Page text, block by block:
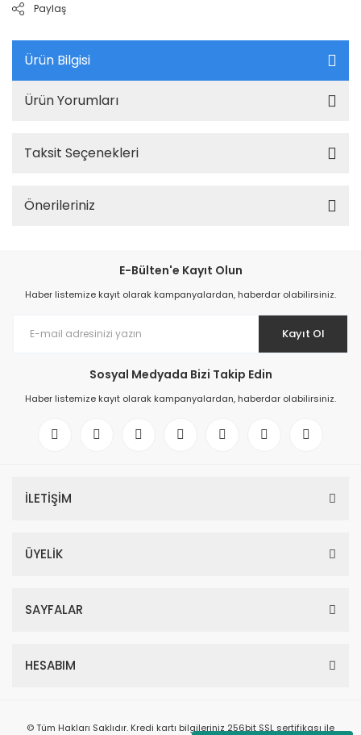
Paylaş
Ürün Bilgisi
Ürün Yorumları
Taksit Seçenekleri
Önerileriniz
E-Bülten'e Kayıt Olun
Haber listemize kayıt olarak kampanyalardan, haberdar olabilirsiniz.
Kayıt Ol
Sosyal Medyada Bizi Takip Edin
Haber listemize kayıt olarak kampanyalardan, haberdar olabilirsiniz.
İLETİŞİM
ÜYELİK
SAYFALAR
HESABIM
© Tüm Hakları Saklıdır. Kredi kartı bilgileriniz 256bit SSL sertifikası ile